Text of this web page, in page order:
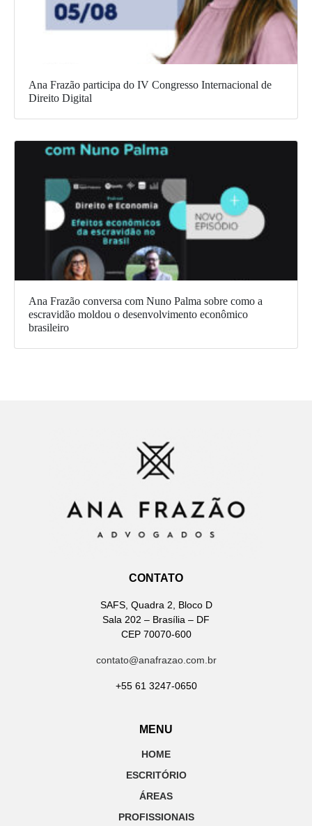
Ana Frazão participa do IV Congresso Internacional de
Direito Digital
Ana Frazão conversa com Nuno Palma sobre como a
escravidão moldou o desenvolvimento econômico
brasileiro
CONTATO
SAFS, Quadra 2, Bloco D
Sala 202 – Brasília – DF
CEP 70070-600
contato@anafrazao.com.br
+55 61 3247-0650
MENU
HOME
ESCRITÓRIO
ÁREAS
PROFISSIONAIS